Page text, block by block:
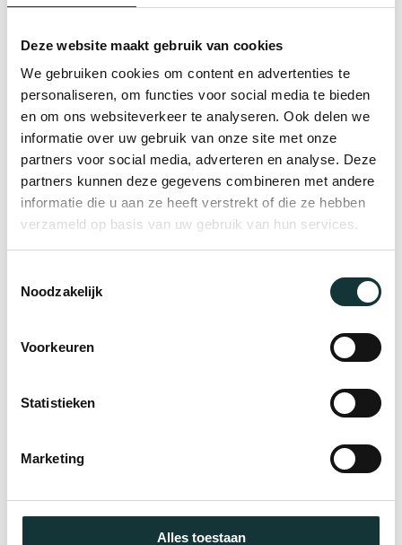
Deze website maakt gebruik van cookies
We gebruiken cookies om content en advertenties te
personaliseren, om functies voor social media te bieden
en om ons websiteverkeer te analyseren. Ook delen we
informatie over uw gebruik van onze site met onze
partners voor social media, adverteren en analyse. Deze
partners kunnen deze gegevens combineren met andere
informatie die u aan ze heeft verstrekt of die ze hebben
verzameld op basis van uw gebruik van hun services.
Noodzakelijk
Voorkeuren
Statistieken
Marketing
Alles toestaan
Dr. Jori Zijlmans is conservator geschiedenis van
Museum De Lakenhal in Leiden. In haar lezing
vertelt zij over kerkinterieurschilderijen van de
Pieterskerk Leiden in de museumcollectie. Dit naar
aanleiding van de recente aankoop op een veiling
van een zeventiende-eeuws kerkinterieur van
Anthonie van Borssom door Museum De Lakenhal.
Daarbij betrekt Zijlmans ook andere geschilderde
Pieterskerk Lezing 5
Pieterskerk Lezing 6
Ward Hoskens